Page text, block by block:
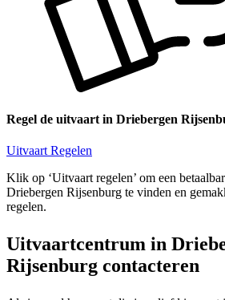
Regel de uitvaart in Driebergen
Uitvaart Regelen
Klik op ‘Uitvaart regelen’ om een
Driebergen Rijsenburg te vinden en
regelen.
Uitvaartcentrum in
Rijsenburg contacteren